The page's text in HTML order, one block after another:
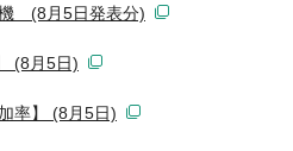
(8月5日発表分)
(8月5日)
率】 (8月5日)